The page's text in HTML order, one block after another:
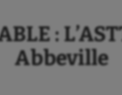
:
Abbeville